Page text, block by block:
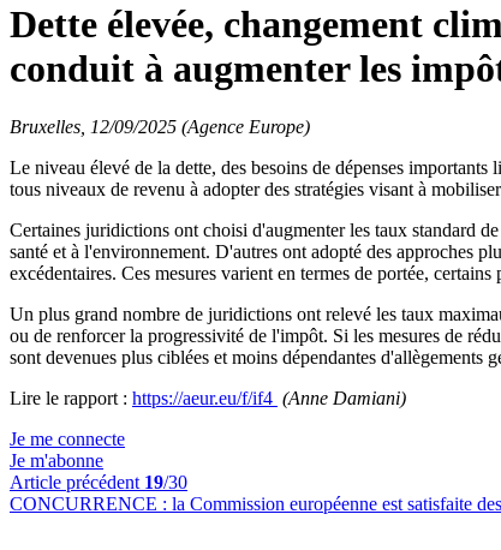
Dette élevée, changement
conduit à augmenter les
Bruxelles, 12/09/2025 (Agence Europe)
Le niveau élevé de la dette, des besoins de dépenses
tous niveaux de revenu à adopter des stratégies visant à
Certaines juridictions ont choisi d'augmenter les taux standard
santé et à l'environnement. D'autres ont adopté des approches
excédentaires. Ces mesures varient en termes de portée,
Un plus grand nombre de juridictions ont relevé les taux
ou de renforcer la progressivité de l'impôt. Si les mesures de
sont devenues plus ciblées et moins dépendantes d'allègements
Lire le rapport : https://aeur.eu/f/if4 (Anne Damiani)
Je me connecte
Je m'abonne
Article précédent 19/30
CONCURRENCE : la Commission européenne est satisfaite